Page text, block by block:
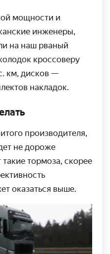
мощности и
инженеры,
на наш рваный
кроссоверу
км, дисков —
накладок.
производителя,
не дороже
тормоза, скорее
оказаться выше.